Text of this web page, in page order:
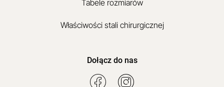
Tabele rozmiarów
Właściwości stali chirurgicznej
Dołącz do nas